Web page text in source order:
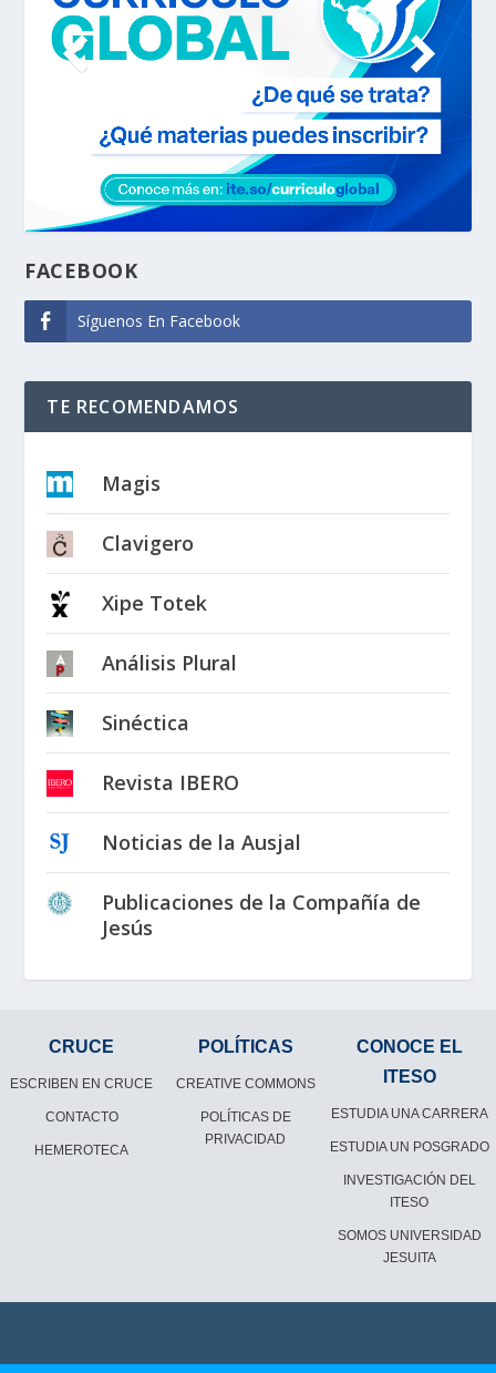
FACEBOOK
Síguenos En Facebook
TE RECOMENDAMOS
Magis
Clavigero
Xipe Totek
Análisis Plural
Sinéctica
Revista IBERO
Noticias de la Ausjal
Publicaciones de la Compañía de
Jesús
CRUCE
ESCRIBEN EN CRUCE
CONTACTO
HEMEROTECA
POLÍTICAS
CREATIVE COMMONS
POLÍTICAS DE
PRIVACIDAD
CONOCE EL
ITESO
ESTUDIA UNA CARRERA
ESTUDIA UN POSGRADO
INVESTIGACIÓN DEL
ITESO
SOMOS UNIVERSIDAD
JESUITA